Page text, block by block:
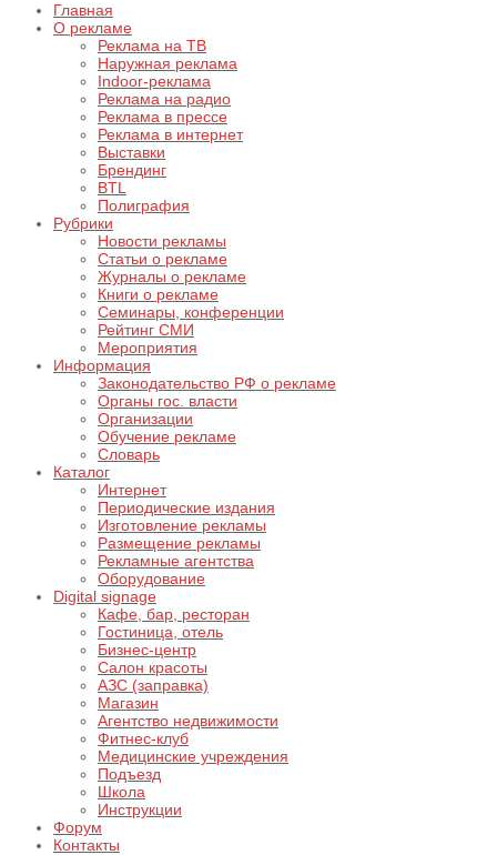
Главная
О рекламе
Реклама на ТВ
Наружная реклама
Indoor-реклама
Реклама на радио
Реклама в прессе
Реклама в интернет
Выставки
Брендинг
BTL
Полиграфия
Рубрики
Новости рекламы
Статьи о рекламе
Журналы о рекламе
Книги о рекламе
Семинары, конференции
Рейтинг СМИ
Мероприятия
Информация
Законодательство РФ о рекламе
Органы гос. власти
Организации
Обучение рекламе
Словарь
Каталог
Интернет
Периодические издания
Изготовление рекламы
Размещение рекламы
Рекламные агентства
Оборудование
Digital signage
Кафе, бар, ресторан
Гостиница, отель
Бизнес-центр
Салон красоты
АЗС (заправка)
Магазин
Агентство недвижимости
Фитнес-клуб
Медицинские учреждения
Подъезд
Школа
Инструкции
Форум
Контакты